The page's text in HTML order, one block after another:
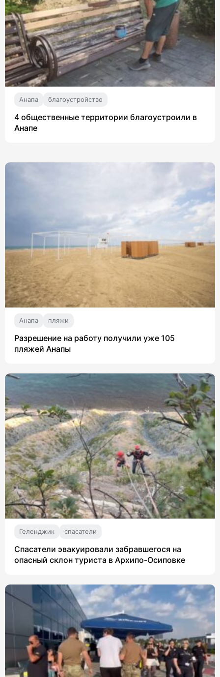
Анапа благоустройство
4 общественные территории благоустроили в
Анапе
Анапа пляжи
Разрешение на работу получили уже 105
пляжей Анапы
Геленджик спасатели
Спасатели эвакуировали забравшегося на
опасный склон туриста в Архипо-Осиповке